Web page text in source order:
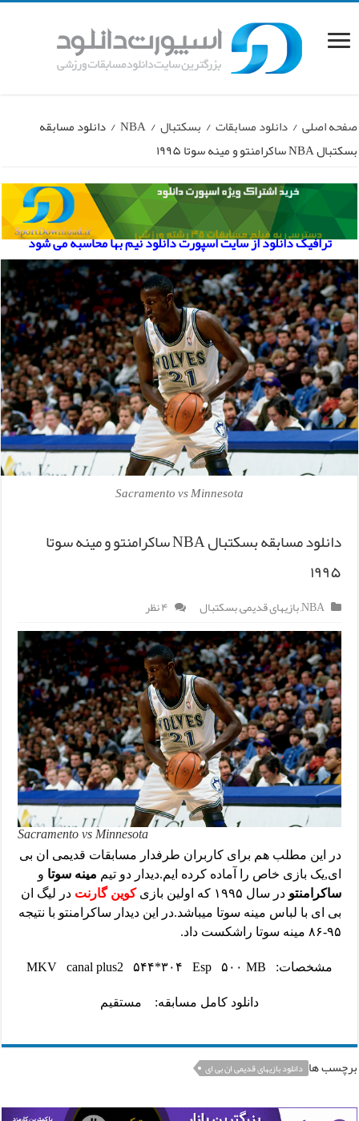
صفحه اصلی / دانلود مسابقات / بسکتبال /
NBA
/ دانلود مسابقه
بسکتبال NBA ساکرامنتو و مینه سوتا ۱۹۹۵
ترافیک دانلود از سایت اسپورت دانلود نیم بها محاسبه می شود
Sacramento vs Minnesota
دانلود مسابقه بسکتبال NBA ساکرامنتو و مینه سوتا
۱۹۹۵
NBA
,بازیهای قدیمی,بسکتبال ۴ نظر
Sacramento vs Minnesota
در این مطلب هم برای کاربران طرفدار مسابقات قدیمی ان بی
ای,یک بازی خاص را آماده کرده ایم.دیدار دو تیم مینه سوتا و
ساکرامنتو در سال ۱۹۹۵ که اولین بازی کوین گارنت در لیگ ان
بی ای با لباس مینه سوتا میباشد.در این دیدار ساکرامنتو با نتیجه
۹۵-۸۶ مینه سوتا راشکست داد.
مشخصات: MKV canal plus2 ۵۴۴*۳۰۴ Esp ۵۰۰ MB
دانلود کامل مسابقه: مستقیم
برچسب ها دانلود بازیهای قدیمی ان بی ای